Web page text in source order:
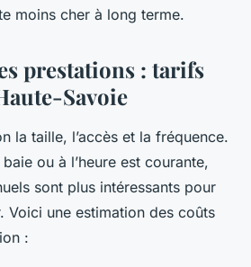
moins cher à long terme.
prestations : tarifs
Savoie
la taille, l’accès et la fréquence.
ou à l’heure est courante,
sont plus intéressants pour
Voici une estimation des coûts
: